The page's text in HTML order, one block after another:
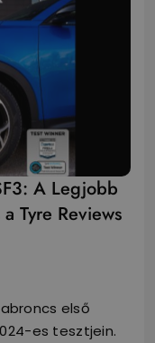
A Legjobb
Tyre Reviews
első
es tesztjein.